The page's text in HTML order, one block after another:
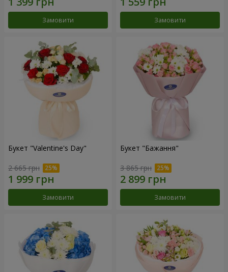
Замовити Замовити
Букет "Valentine's Day"
2 665 грн
Замовити
Букет "Бажання"
3 865 грн
Замовити